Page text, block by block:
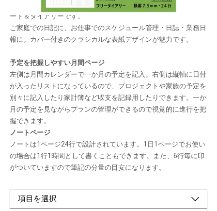
用途を問わず、さまざまなシーンで活用できるスタンダードなノ
ート＆ダイアリーです。
ご家庭での日記に、お仕事でのスケジュール管理・日誌・業務日
報に。カバー付きのクラシカルな表紙デザインが魅力です。
予定を把握しやすい月間ページ
左側は月間カレンダーで一か月の予定を記入。右側は縦軸に日付
が入ったリストになっているので、プロジェクトや家族の予定を
別々に記入したり家計簿など収支を記録用したりできます。一か
月の予定を見ながらプランの管理ができるので視覚的に進行を把
握できます。
ノートページ
ノートは1ページ24行で設計されています。1日1ページでお使い
の場合は1行1時間として書くこともできます。また、6行毎に印
がついていますので筆記の分量の目安になります。